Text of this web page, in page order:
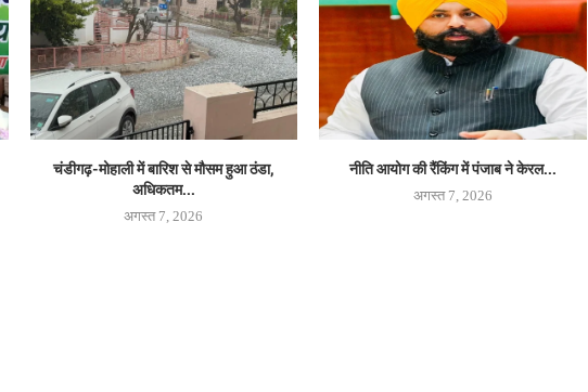
चंडीगढ़-मोहाली में बारिश से मौसम हुआ ठंडा,
अधिकतम...
अगस्त 7, 2026
नीति आयोग की रैंकिंग में पंजाब ने केरल...
अगस्त 7, 2026